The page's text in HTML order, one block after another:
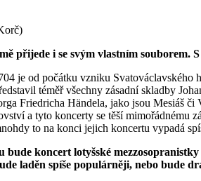
přijede i se svým vlastním souborem.
je od počátku vzniku Svatováclavského
téměř všechny zásadní skladby
Friedricha Händela, jako jsou Mesiáš
a tyto koncerty se těší mimořádnému
to na konci jejich koncertu vypadá
bude koncert lotyšské
laděn spíše populárněji, nebo bude